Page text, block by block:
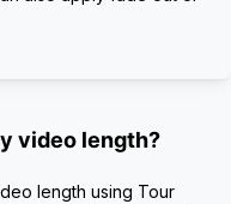
video length?
length using Tour